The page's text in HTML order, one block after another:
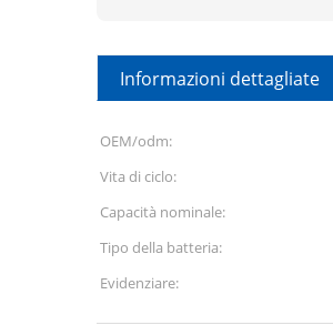
Informazioni dettagliate
OEM/odm:
Vita di ciclo:
Capacità nominale:
Tipo della batteria:
Evidenziare: